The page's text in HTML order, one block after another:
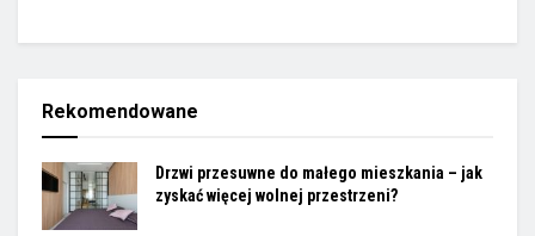
Rekomendowane
Drzwi przesuwne do małego mieszkania – jak
zyskać więcej wolnej przestrzeni?